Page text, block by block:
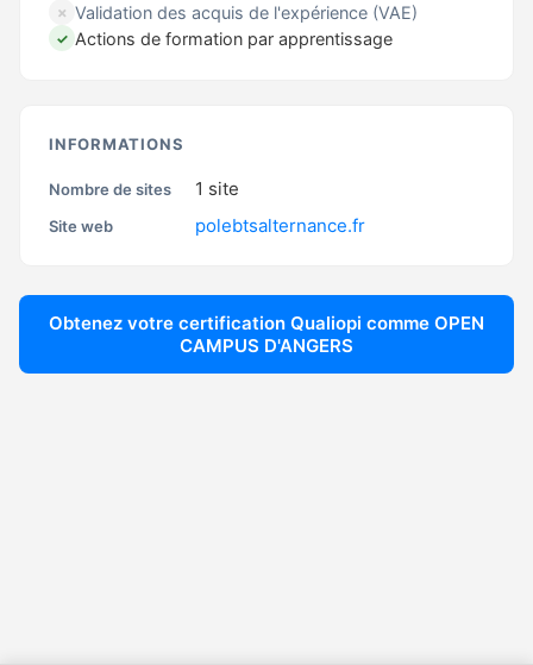
✗ Validation des acquis de l'expérience (VAE)
✓ Actions de formation par apprentissage
INFORMATIONS
Nombre de sites 1 site
Site web polebtsalternance.fr
Obtenez votre certification Qualiopi comme OPEN
CAMPUS D'ANGERS